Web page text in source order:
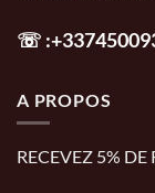
☏
A PROPOS
RECEVEZ 5%